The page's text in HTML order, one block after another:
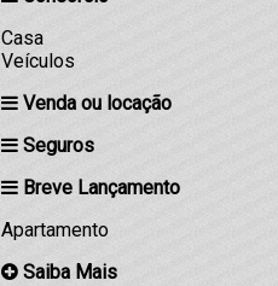
Casa
Veículos
Venda ou locação
Seguros
Breve Lançamento
Apartamento
Saiba Mais